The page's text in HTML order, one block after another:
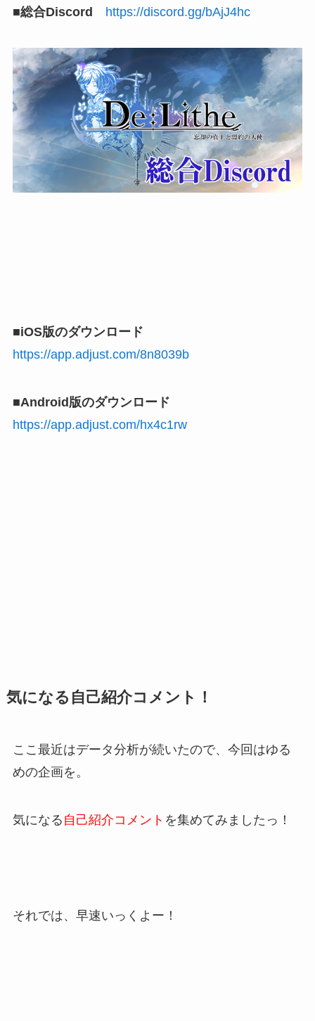
■総合Discord https://discord.gg/bAjJ4hc
■iOS版のダウンロード
https://app.adjust.com/8n8039b
■Android版のダウンロード
https://app.adjust.com/hx4c1rw
気になる自己紹介コメント！
ここ最近はデータ分析が続いたので、今回はゆる
めの企画を。
気になる 自己紹介コメント を集めてみましたっ！
それでは、早速いっくよー！